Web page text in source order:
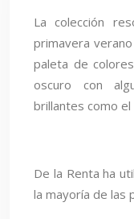
La colección
primavera
paleta de
oscuro con
brillantes como
De la Renta ha
la mayoría de las